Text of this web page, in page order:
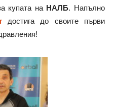
купата на НАЛБ. Напълно
достига до своите първи